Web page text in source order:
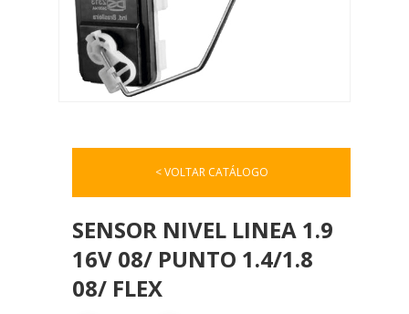
< VOLTAR CATÁLOGO
SENSOR NIVEL LINEA 1.9
16V 08/ PUNTO 1.4/1.8
08/ FLEX